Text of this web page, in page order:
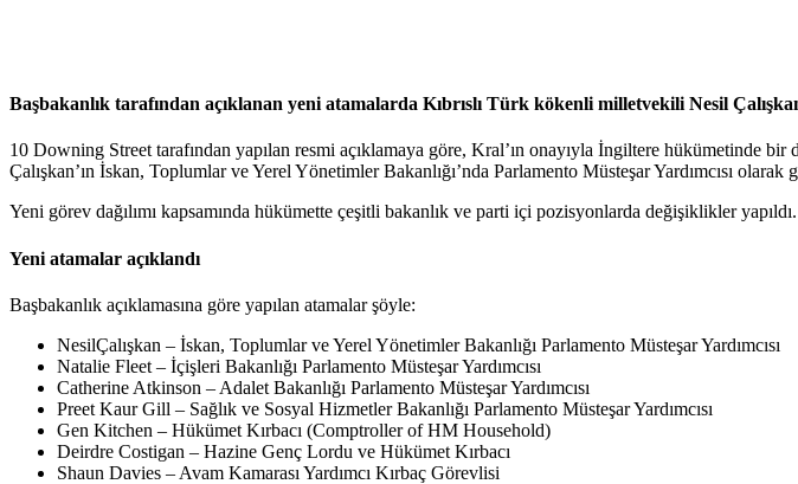
Başbakanlık tarafından açıklanan yeni atamalarda Kıbrıslı Türk kökenli milletvekili Nesil
10 Downing Street tarafından yapılan resmi açıklamaya göre, Kral’ın onayıyla İngiltere hükümetinde
Çalışkan’ın İskan, Toplumlar ve Yerel Yönetimler Bakanlığı’nda Parlamento Müsteşar Yardımcısı
Yeni görev dağılımı kapsamında hükümette çeşitli bakanlık ve parti içi pozisyonlarda değişiklikler yapıldı.
Yeni atamalar açıklandı
Başbakanlık açıklamasına göre yapılan atamalar şöyle:
NesilÇalışkan – İskan, Toplumlar ve Yerel Yönetimler Bakanlığı Parlamento Müsteşar Yardımcısı
Natalie Fleet – İçişleri Bakanlığı Parlamento Müsteşar Yardımcısı
Catherine Atkinson – Adalet Bakanlığı Parlamento Müsteşar Yardımcısı
Preet Kaur Gill – Sağlık ve Sosyal Hizmetler Bakanlığı Parlamento Müsteşar Yardımcısı
Gen Kitchen – Hükümet Kırbacı (Comptroller of HM Household)
Deirdre Costigan – Hazine Genç Lordu ve Hükümet Kırbacı
Shaun Davies – Avam Kamarası Yardımcı Kırbaç Görevlisi